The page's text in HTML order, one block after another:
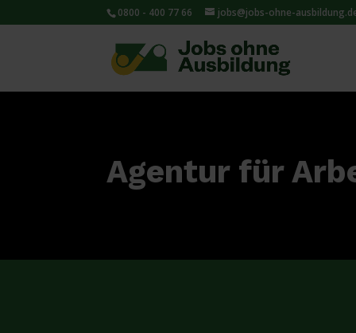
0800 - 400 77 66 jobs@jobs-ohne-
Agentur für